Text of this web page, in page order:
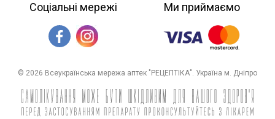
Соціальні мережі Ми приймаємо
© 2026 Всеукраїнська мережа аптек "РЕЦЕПТІКА". Україна м. Дніпро